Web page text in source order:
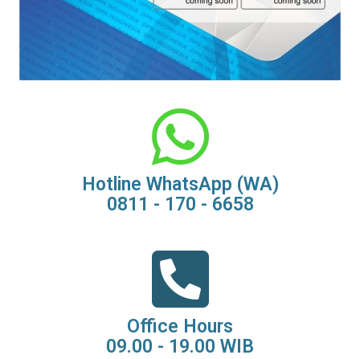
Hotline WhatsApp (WA)
0811 - 170 - 6658
Office Hours
09.00 - 19.00 WIB